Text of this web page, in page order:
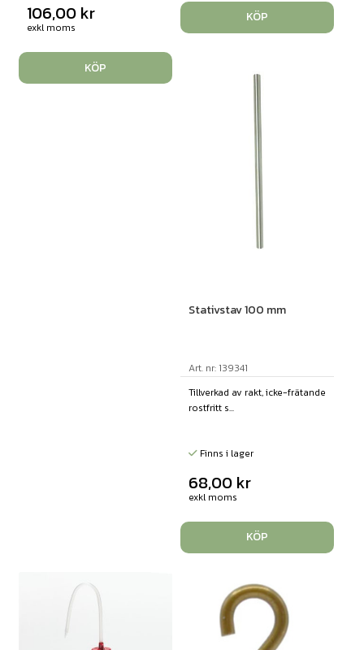
106,00 kr
exkl moms
KÖP
KÖP
Stativstav 100 mm
Art. nr: 139341
Tillverkad av rakt, icke-frätande
rostfritt s...
Finns i lager
68,00 kr
exkl moms
KÖP